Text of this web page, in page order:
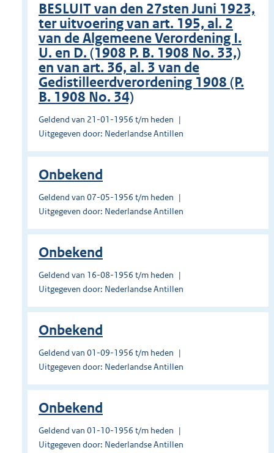
BESLUIT van den 27sten Juni 1923,
ter uitvoering van art. 195, al. 2
van de Algemeene Verordening I.
U. en D. (1908 P. B. 1908 No. 33,)
en van art. 36, al. 3 van de
Gedistilleerdverordening 1908 (P.
B. 1908 No. 34)
Geldend van 21-01-1956 t/m heden
Uitgegeven door: Nederlandse Antillen
Onbekend
Geldend van 07-05-1956 t/m heden
Uitgegeven door: Nederlandse Antillen
Onbekend
Geldend van 16-08-1956 t/m heden
Uitgegeven door: Nederlandse Antillen
Onbekend
Geldend van 01-09-1956 t/m heden
Uitgegeven door: Nederlandse Antillen
Onbekend
Geldend van 01-10-1956 t/m heden
Uitgegeven door: Nederlandse Antillen